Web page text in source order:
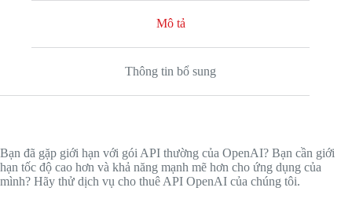
Mô tả
Thông tin bổ sung
Bạn đã gặp giới hạn với gói API thường của OpenAI? Bạn cần giới
hạn tốc độ cao hơn và khả năng mạnh mẽ hơn cho ứng dụng của
mình? Hãy thử dịch vụ cho thuê API OpenAI của chúng tôi.